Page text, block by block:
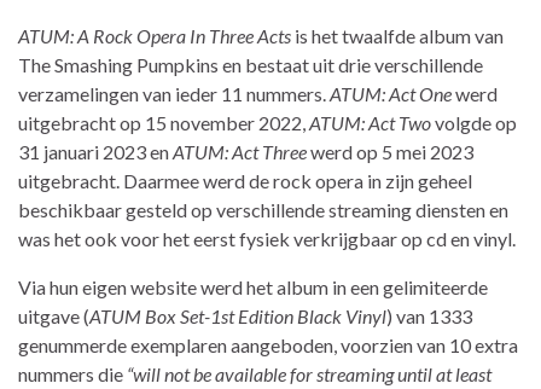
ATUM: A Rock Opera In Three Acts is het twaalfde album van
The Smashing Pumpkins en bestaat uit drie verschillende
verzamelingen van ieder 11 nummers. ATUM: Act Onewerd
uitgebracht op 15 november 2022, ATUM: Act Twovolgde op
31 januari 2023 enATUM: Act Threewerd op 5 mei 2023
uitgebracht. Daarmee werd de rock opera in zijn geheel
beschikbaar gesteld op verschillende streaming diensten en
was het ook voor het eerst fysiek verkrijgbaar op cd en vinyl.
Via hun eigen website werd het album in een gelimiteerde
uitgave (ATUM Box Set-1st Edition Black Vinyl) van 1333
genummerde exemplaren aangeboden, voorzien van 10 extra
nummers die “will not be available for streaming until at least